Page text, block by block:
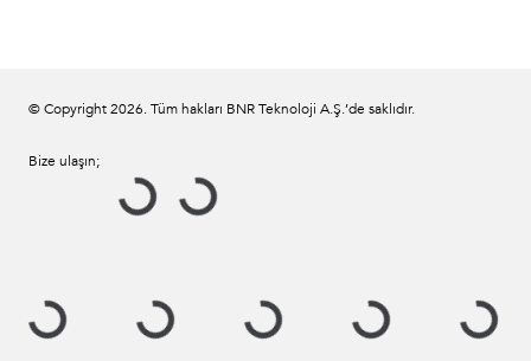
© Copyright2026. Tüm hakları BNR Teknoloji A.Ş.’de saklıdır.
Bize ulaşın;